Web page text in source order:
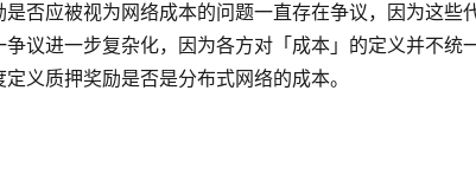
否应被视为网络成本的问题一直存在争议，因为这些
争议进一步复杂化，因为各方对「成本」的定义并不
义质押奖励是否是分布式网络的成本。